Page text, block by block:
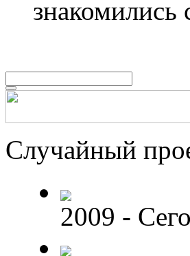
знакомились
Случайный
2009 -